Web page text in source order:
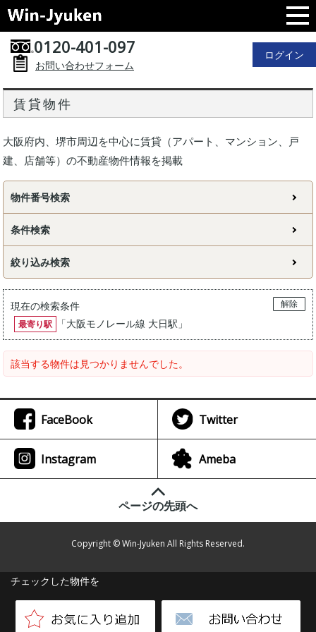
0120-401-097
お問い合わせフォーム
ログイン
賃貸物件
大阪府内、堺市周辺を中心に賃貸（アパート、マンション、戸
建、店舗等）の不動産物件情報を掲載
物件番号検索
条件検索
絞り込み検索
現在の検索条件
解除
最寄り駅
「大阪モノレール線 大日駅 」
該当する物件は見つかりませんでした。
チェックした物件を
FaceBook Twitter
Instagram Ameba
ページの先頭へ
Copyright © Win-Jyuken All Rights Reserved.